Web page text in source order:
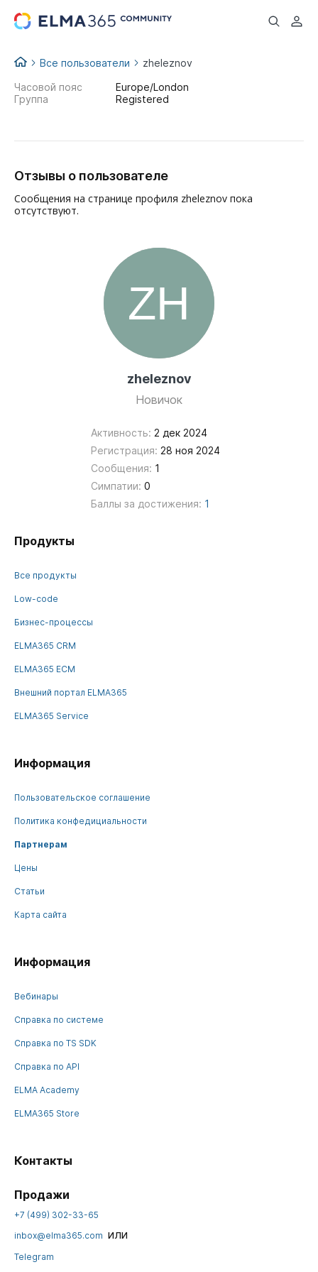
...
Все пользователи zheleznov
zheleznov
Новичок
Активность: 2 дек 2024
Регистрация: 28 ноя 2024
Сообщения: 1
Симпатии: 0
Баллы за достижения: 1
Часовой пояс
Europe/London
Группа
Registered
Отзывы о пользователе
Сообщения на странице профиля zheleznov пока
отсутствуют.
Продукты
Все продукты
Low-code
Бизнес-процессы
ELMA365 CRM
ELMA365 ECM
Внешний портал ELMA365
ELMA365 Service
Информация
Пользовательское соглашение
Политика конфедициальности
Партнерам
Цены
Статьи
Карта сайта
Информация
Вебинары
Справка по системе
Справка по TS SDK
Справка по API
ELMA Academy
ELMA365 Store
Контакты
Продажи
+7 (499) 302-33-65
inbox@elma365.com или
Telegram